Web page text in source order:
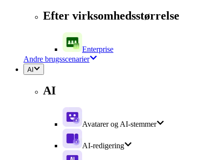
Efter virksomhedsstørrelse
Enterprise
Andre brugsscenarier
AI
AI
Avatarer og AI-stemmer
AI-redigering